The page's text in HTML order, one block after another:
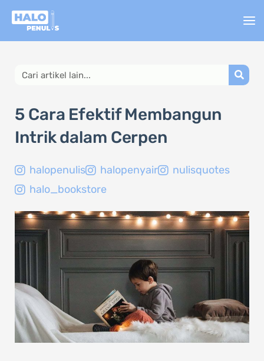
Lewati
Search
5 Cara Efektif Membangun
Intrik dalam Cerpen
halopenulis halopenyair
nulisquotes
halo_bookstore